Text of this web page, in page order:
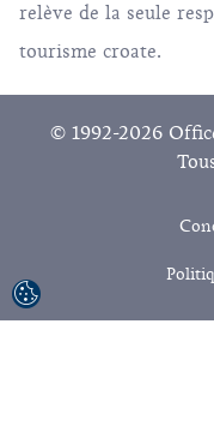
relève de la seule
tourisme croate.
© 1992-2026